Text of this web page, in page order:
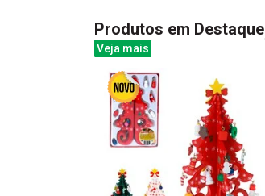
Produtos em Destaque
Veja mais